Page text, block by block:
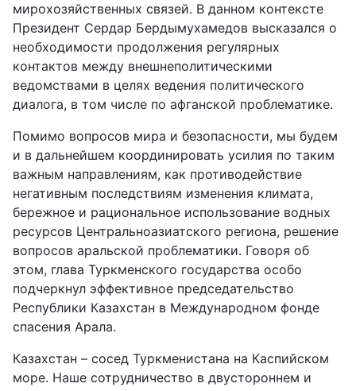
мирохозяйственных связей. В данном контексте
Президент Сердар Бердымухамедов высказался о
необходимости продолжения регулярных
контактов между внешнеполитическими
ведомствами в целях ведения политического
диалога, в том числе по афганской проблематике.
Помимо вопросов мира и безопасности, мы будем
и в дальнейшем координировать усилия по таким
важным направлениям, как противодействие
негативным последствиям изменения климата,
бережное и рациональное использование водных
ресурсов Центральноазиатского региона, решение
вопросов аральской проблематики. Говоря об
этом, глава Туркменского государства особо
подчеркнул эффективное председательство
Республики Казахстан в Международном фонде
спасения Арала.
Казахстан – сосед Туркменистана на Каспийском
море. Наше сотрудничество в двустороннем и